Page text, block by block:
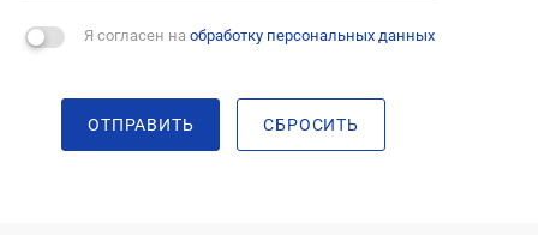
Я согласен на обработку персональных данных
ОТПРАВИТЬ СБРОСИТЬ